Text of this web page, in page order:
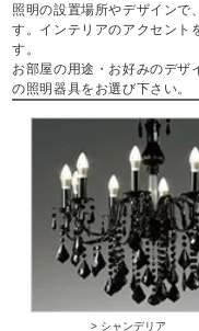
照明の設置場所やデザインで
す。インテリアのアクセント
す。
お部屋の用途・お好みのデザ
の照明器具をお選び下さい。
> シャンデリア